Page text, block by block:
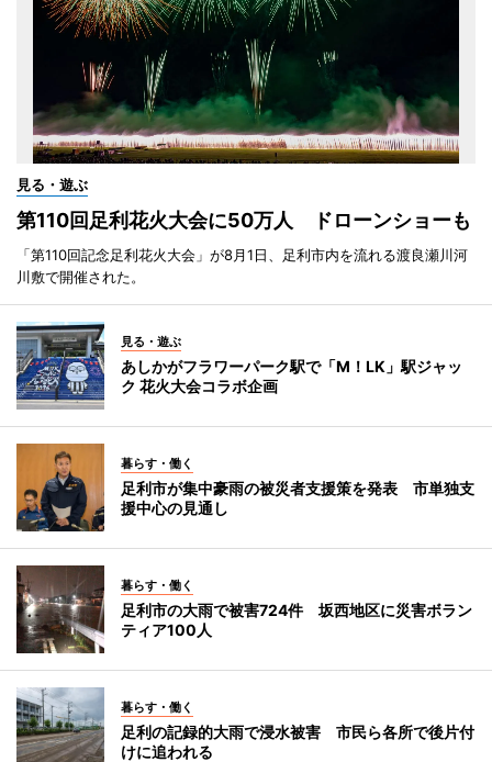
見る・遊ぶ
第110回足利花火大会に50万人 ドローンショーも
「第110回記念足利花火大会」が8月1日、足利市内を流れる渡良瀬川河
川敷で開催された。
見る・遊ぶ
あしかがフラワーパーク駅で「M！LK」駅ジャッ
ク 花火大会コラボ企画
暮らす・働く
足利市が集中豪雨の被災者支援策を発表 市単独支
援中心の見通し
暮らす・働く
足利市の大雨で被害724件 坂西地区に災害ボラン
ティア100人
暮らす・働く
足利の記録的大雨で浸水被害 市民ら各所で後片付
けに追われる